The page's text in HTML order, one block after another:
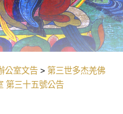
公室文告
第三世多杰羌佛
第三十五號公告